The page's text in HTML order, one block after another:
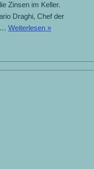
Zinsen im Keller.
Draghi, Chef der
Weiterlesen »